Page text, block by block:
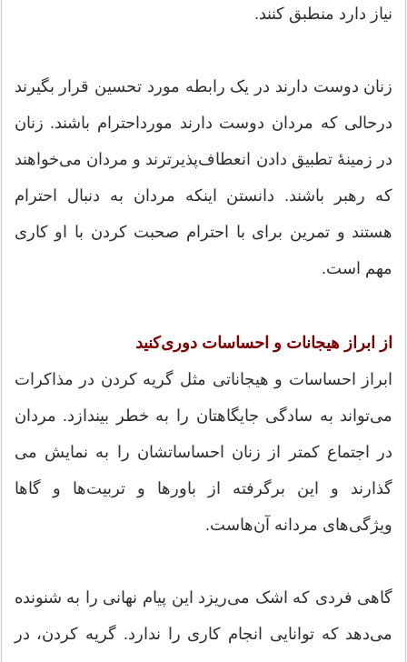
نیاز دارد منطبق کنند.
زنان دوست دارند در یک رابطه مورد تحسین قرار بگیرند
درحالی‌ که مردان دوست دارند مورداحترام باشند. زنان
در زمینهٔ تطبیق دادن انعطاف‌پذیرترند و مردان می‌خواهند
که رهبر باشند. دانستن اینکه مردان به دنبال احترام
هستند و تمرین برای با احترام صحبت کردن با او کاری
مهم است.
از ابراز هیجانات و احساسات دوری‌کنید
ابراز احساسات و هیجاناتی مثل گریه کردن در مذاکرات
می‌تواند به‌ سادگی جایگاهتان را به خطر بیندازد. مردان
در اجتماع کمتر از زنان احساساتشان را به نمایش می
گذارند و این برگرفته از باورها و تربیت‌ها و گاها
ویژگی‌های مردانه آن‌هاست.
گاهی فردی که اشک می‌ریزد این پیام نهانی را به شنونده
می‌دهد که توانایی انجام کاری را ندارد. گریه کردن، در